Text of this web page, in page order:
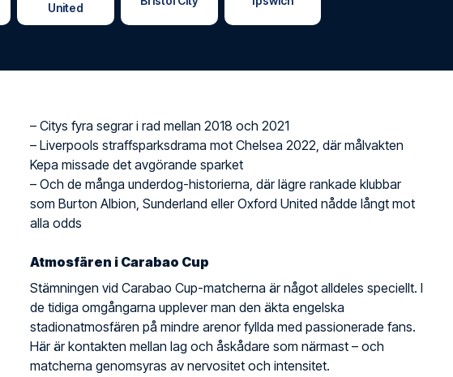
United
– Citys fyra segrar i rad mellan 2018 och 2021
– Liverpools straffsparksdrama mot Chelsea 2022, där målvakten
Kepa missade det avgörande sparket
– Och de många underdog-historierna, där lägre rankade klubbar
som Burton Albion, Sunderland eller Oxford United nådde långt mot
alla odds
Atmosfären i Carabao Cup
Stämningen vid Carabao Cup-matcherna är något alldeles speciellt. I
de tidiga omgångarna upplever man den äkta engelska
stadionatmosfären på mindre arenor fyllda med passionerade fans.
Här är kontakten mellan lag och åskådare som närmast – och
matcherna genomsyras av nervositet och intensitet.